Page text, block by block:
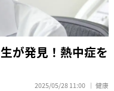
が発見！熱中症を
2025/05/28 11:00 健康